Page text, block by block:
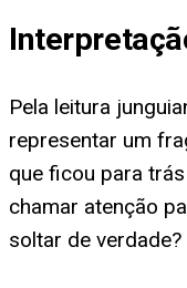
Pela leitura
representar um
que ficou para
chamar atenção
soltar de verdade?